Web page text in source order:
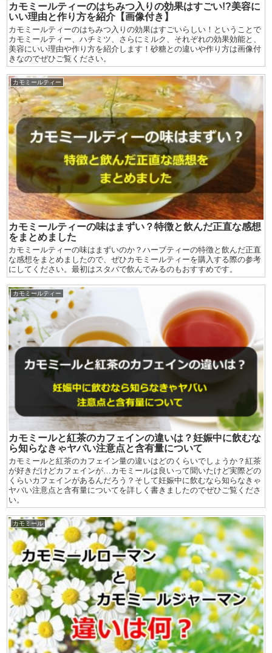
カモミールティーのはちみつ入りの効果はすごい!?美容に
いい理由と作り方を紹介【画像付き】
カモミールティーのはちみつ入りの効果はすごいらしい！ということで
カモミールティー、ハチミツ、さらにミルク、それぞれの効果効能と、
美容にいい理由や作り方を紹介します！砂糖との違いや作り方は画像付
きなのでぜひご覧ください。
カモミールティー
カモミールティーの味はまずい？特徴と飲んだ正直な感想
をまとめました
カモミールティーの味はまずいのか？ハーブティーの特徴と飲んだ正直
な感想をまとめましたので、ぜひカモミールティーを購入する際の参考
にしてください。最初はスタバで飲んでみるのもおすすめです。
カモミールティー
カモミールと紅茶のカフェインの違いは？妊娠中に飲むな
ら知らなきゃヤバい注意点と含有量について
カモミールと紅茶のカフェイン量の違いはどのくらいでしょうか？紅茶
が好きだけどカフェインが…カモミールは良いって聞いたけど実際どの
くらいカフェインがあるんだろう？そして妊娠中に飲むなら知らなきゃ
ヤバい注意点と含有量についてを詳しく書きましたのでぜひご覧くださ
い。
カモミール